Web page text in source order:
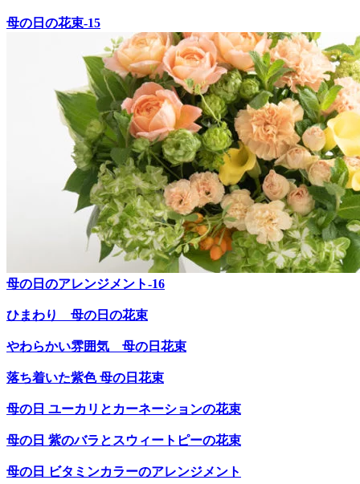
母の日の花束-15
母の日のアレンジメント-16
ひまわり 母の日の花束
やわらかい雰囲気 母の日花束
落ち着いた紫色 母の日花束
母の日 ユーカリとカーネーションの花束
母の日 紫のバラとスウィートピーの花束
母の日 ビタミンカラーのアレンジメント